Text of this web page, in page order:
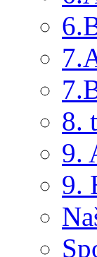
8.
9.
9.